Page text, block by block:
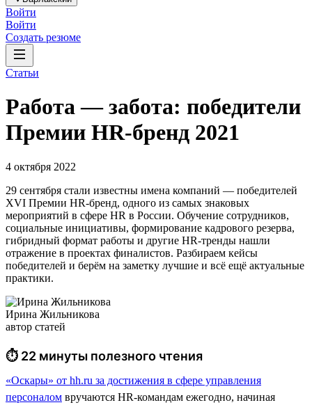
Войти
Войти
Создать резюме
Статьи
Работа — забота: победители
Премии HR-бренд 2021
4 октября 2022
29 сентября стали известны имена компаний — победителей
XVI Премии HR-бренд, одного из самых знаковых
мероприятий в сфере HR в России. Обучение сотрудников,
социальные инициативы, формирование кадрового резерва,
гибридный формат работы и другие HR-тренды нашли
отражение в проектах финалистов. Разбираем кейсы
победителей и берём на заметку лучшие и всё ещё актуальные
практики.
Ирина Жильникова
автор статей
⏱ 22 минуты полезного чтения
«Оскары» от hh.ru за достижения в сфере управления
персоналом вручаются HR-командам ежегодно, начиная